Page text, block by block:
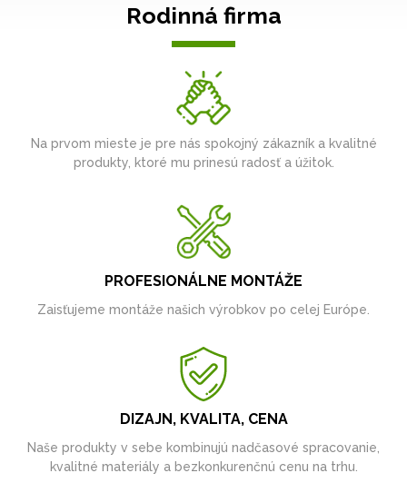
Rodinná firma
Na prvom mieste je pre nás spokojný zákazník a kvalitné
produkty, ktoré mu prinesú radosť a úžitok.
PROFESIONÁLNE MONTÁŽE
Zaisťujeme montáže našich výrobkov po celej Európe.
DIZAJN, KVALITA, CENA
Naše produkty v sebe kombinujú nadčasové spracovanie,
kvalitné materiály a bezkonkurenčnú cenu na trhu.